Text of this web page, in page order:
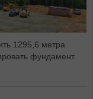
1295,6 метра
фундамент